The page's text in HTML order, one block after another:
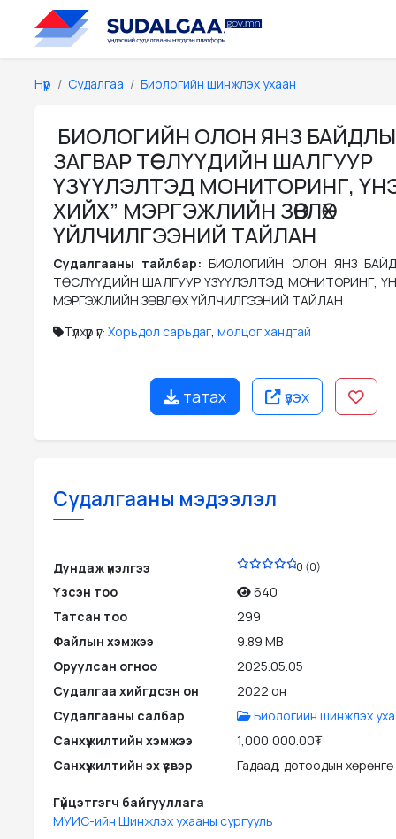
Нүүр Судалгаа Биологийн шинжлэх ухаан
БИОЛОГИЙН ОЛОН ЯНЗ
ЗАГВАР ТӨСЛҮҮДИЙН ШАЛГУУР
ҮЗҮҮЛЭЛТЭД МОНИТОРИНГ,
ХИЙХ” МЭРГЭЖЛИЙН ЗӨВЛӨХ
ҮЙЛЧИЛГЭЭНИЙ ТАЙЛАН
Судалгааны тайлбар:БИОЛОГИЙН ОЛОН ЯНЗ
ТӨСЛҮҮДИЙН ШАЛГУУР ҮЗҮҮЛЭЛТЭД МОНИТОРИНГ,
МЭРГЭЖЛИЙН ЗӨВЛӨХ ҮЙЛЧИЛГЭЭНИЙ ТАЙЛАН
Түлхүүр үг: Хорьдол сарьдаг, молцог хандгай
татах үзэх
Судалгааны мэдээлэл
Дундаж үнэлгээ 0 (0)
Үзсэн тоо
640
Татсан тоо
299
Файлын хэмжээ
9.89 MB
Оруулсан огноо
2025.05.05
Судалгаа хийгдсэн он
2022 он
Судалгааны салбар
Биологийн шинжлэх
Санхүүжилтийн хэмжээ
1,000,000.00₮
Санхүүжилтийн эх үүсвэр
Гадаад, дотоодын
Гүйцэтгэгч байгууллага
МУИС-ийн Шинжлэх ухааны сургууль